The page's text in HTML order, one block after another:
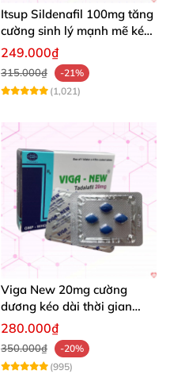
Itsup Sildenafil 100mg tăng
cường sinh lý mạnh mẽ kéo
dài thời gian nam
249.000₫
315.000₫
-21%
(1,021)
Viga New 20mg cường
dương kéo dài thời gian
tăng khoái cảm hộp 4 viên
280.000₫
350.000₫
-20%
(995)